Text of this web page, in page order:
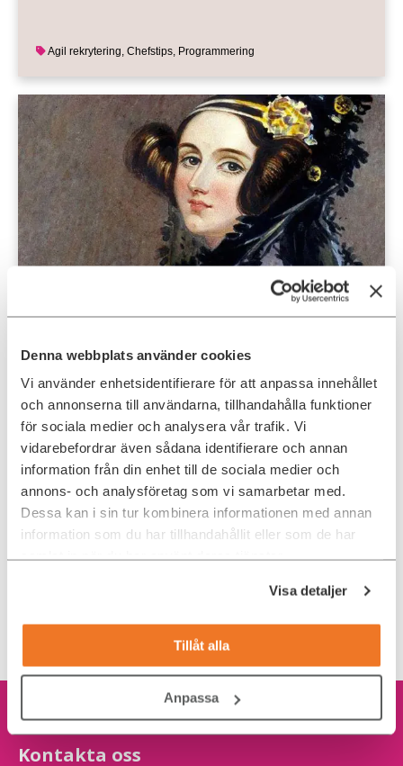
Denna webbplats använder cookies
Vi använder enhetsidentifierare för att anpassa innehållet
och annonserna till användarna, tillhandahålla funktioner
för sociala medier och analysera vår trafik. Vi
vidarebefordrar även sådana identifierare och annan
information från din enhet till de sociala medier och
annons- och analysföretag som vi samarbetar med.
Dessa kan i sin tur kombinera informationen med annan
information som du har tillhandahållit eller som de har
samlat in när du har använt deras tjänster.
Visa detaljer
Tillåt alla
Anpassa
Agil rekrytering, Chefstips, Programmering
Visste du det här om världens första
På Ada Digital ser vi ett allt större intresse hos
arbetsgivare att våga rekrytera medarbetare och hyra
Programmering
Kontakta oss